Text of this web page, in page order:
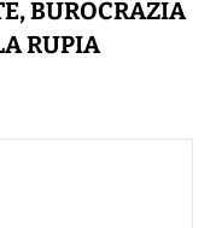
BUROCRAZIA
RUPIA